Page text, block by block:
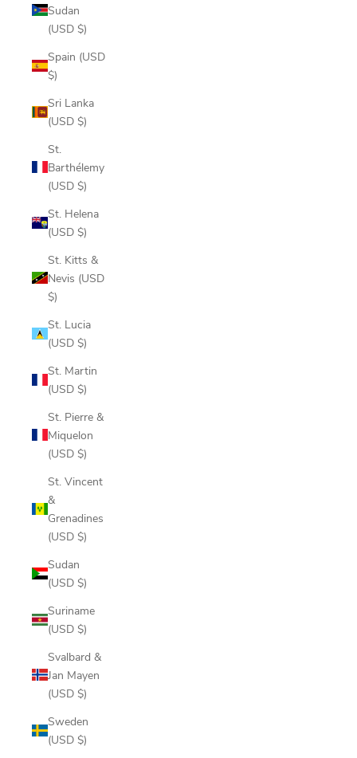
Sudan
(USD $)
Spain (USD
$)
Sri Lanka
(USD $)
St.
Barthélemy
(USD $)
St. Helena
(USD $)
St. Kitts &
Nevis (USD
$)
St. Lucia
(USD $)
St. Martin
(USD $)
St. Pierre &
Miquelon
(USD $)
St. Vincent
&
Grenadines
(USD $)
Sudan
(USD $)
Suriname
(USD $)
Svalbard &
Jan Mayen
(USD $)
Sweden
(USD $)